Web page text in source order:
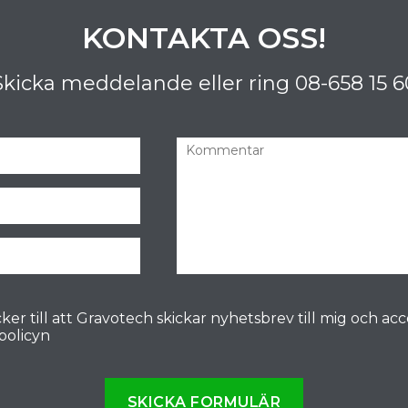
KONTAKTA OSS!
meddelande eller ring 08-658 15
till att Gravotech skickar nyhetsbrev till mig och
SKICKA FORMULÄR